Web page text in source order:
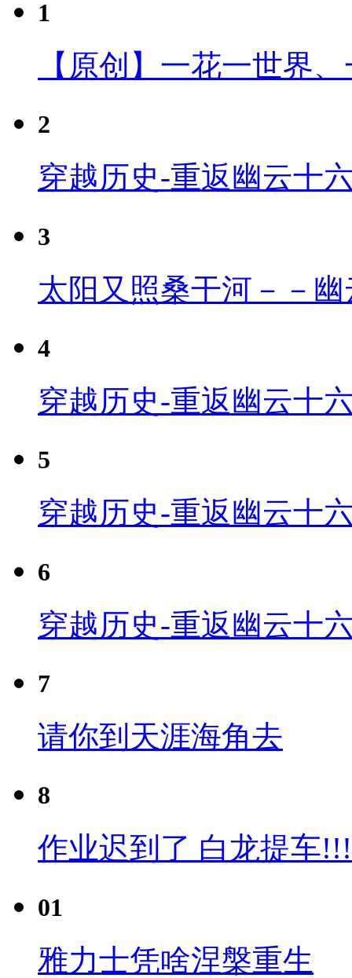
1
【原创】一花一世界
2
穿越历史-重返幽云十
3
太阳又照桑干河－－
4
穿越历史-重返幽云十
5
穿越历史-重返幽云十
6
穿越历史-重返幽云十
7
请你到天涯海角去
8
作业迟到了 白龙提车
01
雅力士凭啥涅槃重生